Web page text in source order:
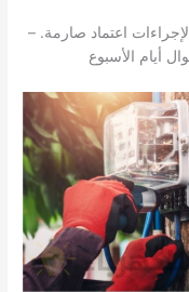
اعتماد صارمة. –
أيام الأسبوع